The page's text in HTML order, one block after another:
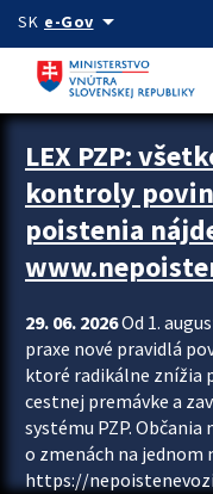
Preskocit na hlavný obsah
SK e-Govarrow_drop_down
Zastavit automatický posun
LEX PZP:
kontroly
poistenia
29. 06. 2026Od 1.
praxe nové pravidlá
ktoré radikálne znížia
cestnej premávke a
systému PZP.
o zmenách na
https://